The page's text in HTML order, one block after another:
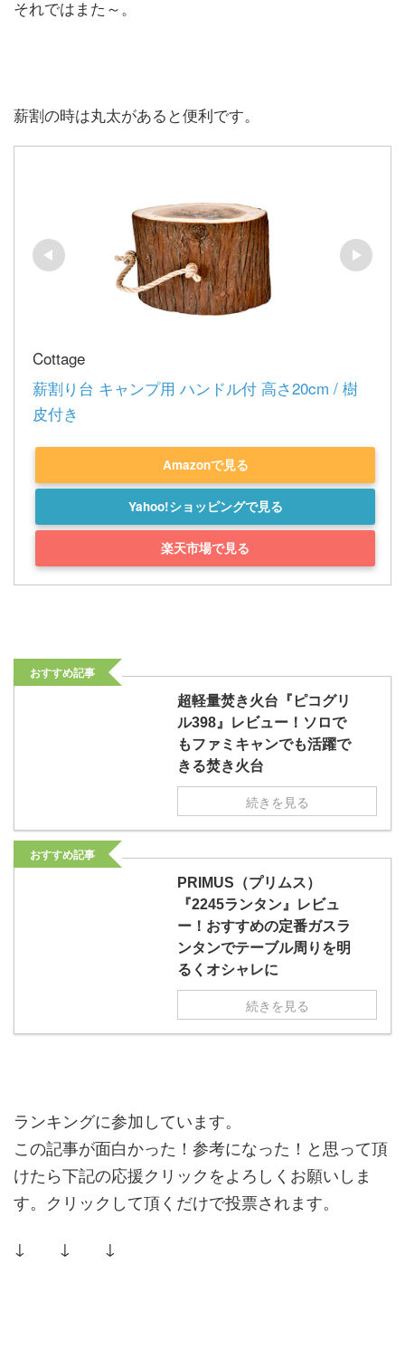
それではまた～。
薪割の時は丸太があると便利です。
Cottage
薪割り台 キャンプ用 ハンドル付 高さ20cm / 樹
皮付き
Amazonで見る
Yahoo!ショッピングで見る
楽天市場で見る
おすすめ記事
超軽量焚き火台『ピコグリ
ル398』レビュー！ソロで
もファミキャンでも活躍で
きる焚き火台
続きを見る
おすすめ記事
PRIMUS（プリムス）
『2245ランタン』レビュ
ー！おすすめの定番ガスラ
ンタンでテーブル周りを明
るくオシャレに
続きを見る
ランキングに参加しています。
この記事が面白かった！参考になった！と思って頂
けたら下記の応援クリックをよろしくお願いしま
す。クリックして頂くだけで投票されます。
↓ ↓ ↓